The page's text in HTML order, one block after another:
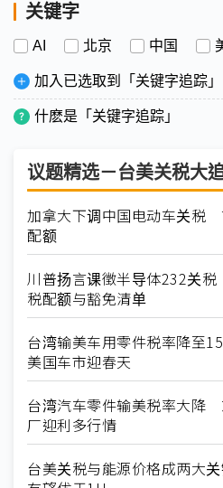
关键字
AI 北京 中国
加入已选取到「关键字追踪」
什麽是「关键字追踪」
议题精选－台美关税大
加拿大下调中国电动车关税
配额
川普扬言课徵半导体232关
税配额与豁免清单
台湾输美车用零件税率降至
美国车市迎春天
台湾汽车零件输美税率大降
厂迎利多行情
台美关税与能源价格成两大